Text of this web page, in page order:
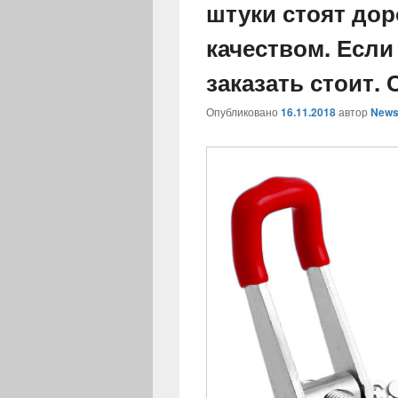
штуки стоят
качеством.
заказать
Опубликовано 16.11.2018автор